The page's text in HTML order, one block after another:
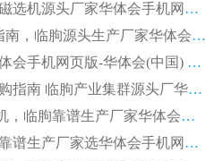
2026 钛矿选矿优选：湿式永磁筒式磁选机源头厂家华体会手机网页版-华体会(中国) 综合解析
2026 半磁耐磨 RCT 永磁滚筒选购指南，临朐源头生产厂家华体会手机网页版-华体会(中国) 实测分享
2026 石英砂提纯设备选购指南：华体会手机网页版-华体会(中国) 提纯磁选机厂家综合解读
2026 耐磨低耗半逆流河沙磁选机选购指南 临朐产业集群源头厂华体会手机网页版-华体会(中国) 详细解析
2026客户推荐钛铁矿强磁辊式磁选机，临朐靠谱生产厂家华体会手机网页版-华体会(中国) 详解
2026 市场主流客户推荐矿山磁选机靠谱生产厂家选华体会手机网页版-华体会(中国)